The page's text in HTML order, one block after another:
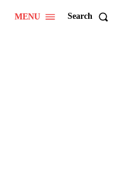
MENU Search